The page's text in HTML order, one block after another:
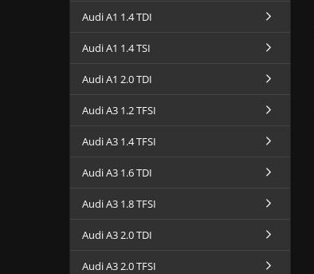
Citroen
Ford
Honda
Audi A1 1.4 TDI
Audi A1 1.4 TSI
Audi A1 2.0 TDI
Audi A3 1.2 TFSI
Audi A3 1.4 TFSI
Audi A3 1.6 TDI
Audi A3 1.8 TFSI
Audi A3 2.0 TDI
Audi A3 2.0 TFSI